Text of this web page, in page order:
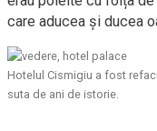
care aducea și ducea
Hotelul Cismigiu a fost
suta de ani de istorie.